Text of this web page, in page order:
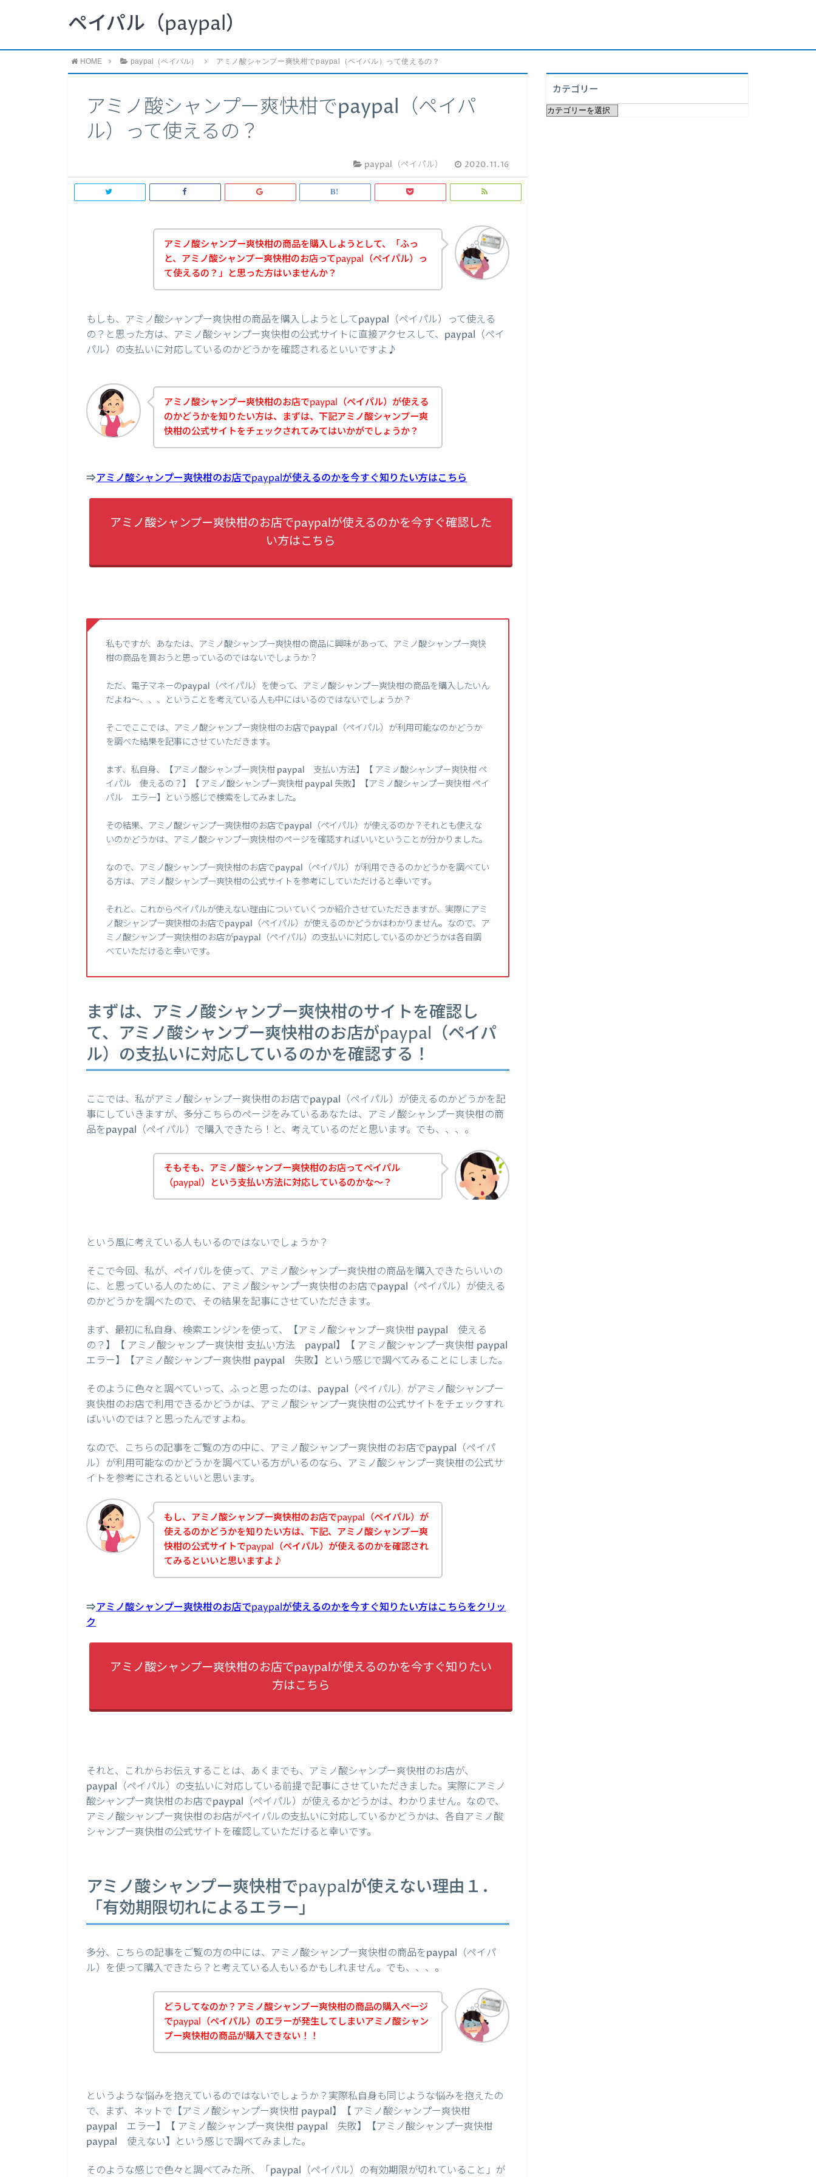
ペイパル（paypal）
HOME paypal（ペイパル） アミノ酸シャンプー爽快柑でpaypal（ペイパル）って使えるの？
アミノ酸シャンプー爽快柑でpaypal（ペイパ
ル）って使えるの？
paypal（ペイパル） 2020.11.16
アミノ酸シャンプー爽快柑の商品を購入しようとして、「ふっ
と、アミノ酸シャンプー爽快柑のお店ってpaypal（ペイパル）っ
て使えるの？」と思った方はいませんか？
もしも、アミノ酸シャンプー爽快柑の商品を購入しようとしてpaypal（ペイパル）って使える
の？と思った方は、アミノ酸シャンプー爽快柑の公式サイトに直接アクセスして、paypal（ペイ
パル）の支払いに対応しているのかどうかを確認されるといいですよ♪
アミノ酸シャンプー爽快柑のお店でpaypal（ペイパル）が使える
のかどうかを知りたい方は、まずは、下記アミノ酸シャンプー爽
快柑の公式サイトをチェックされてみてはいかがでしょうか？
⇒アミノ酸シャンプー爽快柑のお店でpaypalが使えるのかを今すぐ知りたい方はこちら
アミノ酸シャンプー爽快柑のお店でpaypalが使えるのかを今すぐ確認した
い方はこちら
私もですが、あなたは、アミノ酸シャンプー爽快柑の商品に興味があって、アミノ酸シャンプー爽快
柑の商品を買おうと思っているのではないでしょうか？
ただ、電子マネーのpaypal（ペイパル）を使って、アミノ酸シャンプー爽快柑の商品を購入したいん
だよね～、、、ということを考えている人も中にはいるのではないでしょうか？
そこでここでは、アミノ酸シャンプー爽快柑のお店でpaypal（ペイパル）が利用可能なのかどうか
を調べた結果を記事にさせていただきます。
まず、私自身、【アミノ酸シャンプー爽快柑 paypal 支払い方法】【 アミノ酸シャンプー爽快柑 ペ
イパル 使えるの？】【 アミノ酸シャンプー爽快柑 paypal 失敗】【アミノ酸シャンプー爽快柑 ペイ
パル エラー】という感じで検索をしてみました。
その結果、アミノ酸シャンプー爽快柑のお店でpaypal（ペイパル）が使えるのか？それとも使えな
いのかどうかは、アミノ酸シャンプー爽快柑のページを確認すればいいということが分かりました。
なので、アミノ酸シャンプー爽快柑のお店でpaypal（ペイパル）が利用できるのかどうかを調べてい
る方は、アミノ酸シャンプー爽快柑の公式サイトを参考にしていただけると幸いです。
それと、これからペイパルが使えない理由についていくつか紹介させていただきますが、実際にアミ
ノ酸シャンプー爽快柑のお店でpaypal（ペイパル）が使えるのかどうかはわかりません。なので、ア
ミノ酸シャンプー爽快柑のお店がpaypal（ペイパル）の支払いに対応しているのかどうかは各自調
べていただけると幸いです。
まずは、アミノ酸シャンプー爽快柑のサイトを確認し
て、アミノ酸シャンプー爽快柑のお店がpaypal（ペイパ
ル）の支払いに対応しているのかを確認する！
ここでは、私がアミノ酸シャンプー爽快柑のお店でpaypal（ペイパル）が使えるのかどうかを記
事にしていきますが、多分こちらのページをみているあなたは、アミノ酸シャンプー爽快柑の商
品をpaypal（ペイパル）で購入できたら！と、考えているのだと思います。でも、、、。
そもそも、アミノ酸シャンプー爽快柑のお店ってペイパル
（paypal）という支払い方法に対応しているのかな～？
という風に考えている人もいるのではないでしょうか？
そこで今回、私が、ペイパルを使って、アミノ酸シャンプー爽快柑の商品を購入できたらいいの
に、と思っている人のために、アミノ酸シャンプー爽快柑のお店でpaypal（ペイパル）が使える
のかどうかを調べたので、その結果を記事にさせていただきます。
まず、最初に私自身、検索エンジンを使って、【アミノ酸シャンプー爽快柑 paypal 使える
の？】【 アミノ酸シャンプー爽快柑 支払い方法 paypal】【 アミノ酸シャンプー爽快柑 paypal
エラー】【アミノ酸シャンプー爽快柑 paypal 失敗】という感じで調べてみることにしました。
そのように色々と調べていって、ふっと思ったのは、paypal（ペイパル）がアミノ酸シャンプー
爽快柑のお店で利用できるかどうかは、アミノ酸シャンプー爽快柑の公式サイトをチェックすれ
ばいいのでは？と思ったんですよね。
なので、こちらの記事をご覧の方の中に、アミノ酸シャンプー爽快柑のお店でpaypal（ペイパ
ル）が利用可能なのかどうかを調べている方がいるのなら、アミノ酸シャンプー爽快柑の公式サ
イトを参考にされるといいと思います。
もし、アミノ酸シャンプー爽快柑のお店でpaypal（ペイパル）が
使えるのかどうかを知りたい方は、下記、アミノ酸シャンプー爽
快柑の公式サイトでpaypal（ペイパル）が使えるのかを確認され
てみるといいと思いますよ♪
⇒アミノ酸シャンプー爽快柑のお店でpaypalが使えるのかを今すぐ知りたい方はこちらをクリッ
ク
アミノ酸シャンプー爽快柑のお店でpaypalが使えるのかを今すぐ知りたい
方はこちら
それと、これからお伝えすることは、あくまでも、アミノ酸シャンプー爽快柑のお店が、
paypal（ペイパル）の支払いに対応している前提で記事にさせていただきました。実際にアミノ
酸シャンプー爽快柑のお店でpaypal（ペイパル）が使えるかどうかは、わかりません。なので、
アミノ酸シャンプー爽快柑のお店がペイパルの支払いに対応しているかどうかは、各自アミノ酸
シャンプー爽快柑の公式サイトを確認していただけると幸いです。
アミノ酸シャンプー爽快柑でpaypalが使えない理由１．
「有効期限切れによるエラー」
多分、こちらの記事をご覧の方の中には、アミノ酸シャンプー爽快柑の商品をpaypal（ペイパ
ル）を使って購入できたら？と考えている人もいるかもしれません。でも、、、。
どうしてなのか？アミノ酸シャンプー爽快柑の商品の購入ページ
でpaypal（ペイパル）のエラーが発生してしまいアミノ酸シャン
プー爽快柑の商品が購入できない！！
というような悩みを抱えているのではないでしょうか？実際私自身も同じような悩みを抱えたの
で、まず、ネットで【アミノ酸シャンプー爽快柑 paypal】【 アミノ酸シャンプー爽快柑
paypal エラー】【 アミノ酸シャンプー爽快柑 paypal 失敗】【アミノ酸シャンプー爽快柑
paypal 使えない】という感じで調べてみました。
そのような感じで色々と調べてみた所、「paypal（ペイパル）の有効期限が切れていること」が
カテゴリー